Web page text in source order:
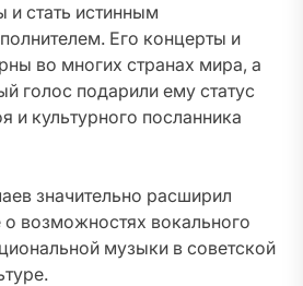
и стать истинным
Его концерты и
во многих странах мира, а
голос подарили ему статус
и культурного посланника
значительно расширил
о возможностях вокального
музыки в советской